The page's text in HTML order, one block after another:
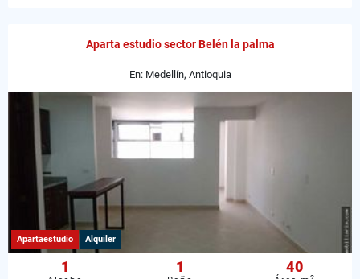
Aparta estudio sector Belén la palma
En: Medellín, Antioquia
Apartaestudio Alquiler
1 1 40